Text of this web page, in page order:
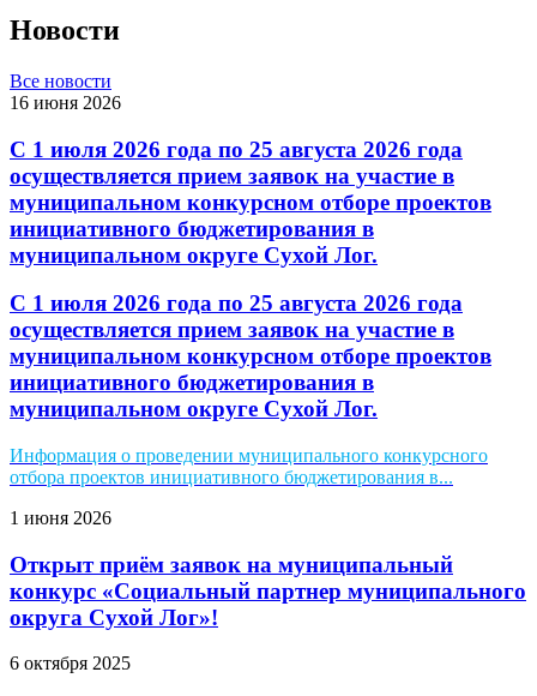
Новости
Все новости
16 июня 2026
С 1 июля 2026 года по 25 августа 2026 года
осуществляется прием заявок на участие в
муниципальном конкурсном отборе проектов
инициативного бюджетирования в
муниципальном округе Сухой Лог.
С 1 июля 2026 года по 25 августа 2026 года
осуществляется прием заявок на участие в
муниципальном конкурсном отборе проектов
инициативного бюджетирования в
муниципальном округе Сухой Лог.
Информация о проведении муниципального конкурсного
отбора проектов инициативного бюджетирования в...
1 июня 2026
Открыт приём заявок на муниципальный
конкурс «Социальный партнер муниципального
округа Сухой Лог»!
6 октября 2025